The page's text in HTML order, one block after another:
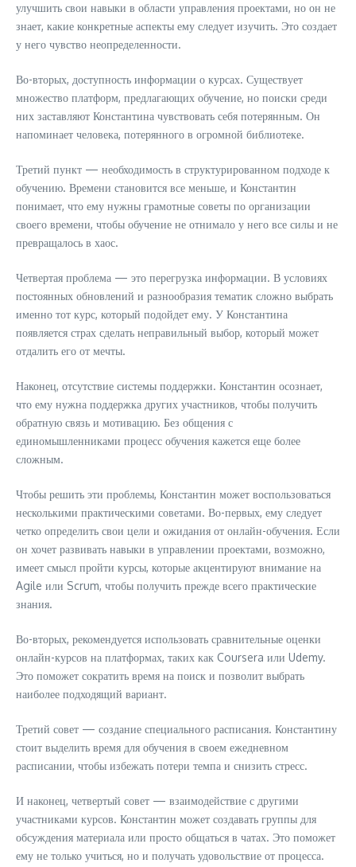
улучшить свои навыки в области управления проектами, но он не
знает, какие конкретные аспекты ему следует изучить. Это создает
у него чувство неопределенности.
Во-вторых, доступность информации о курсах. Существует
множество платформ, предлагающих обучение, но поиски среди
них заставляют Константина чувствовать себя потерянным. Он
напоминает человека, потерянного в огромной библиотеке.
Третий пункт — необходимость в структурированном подходе к
обучению. Времени становится все меньше, и Константин
понимает, что ему нужны грамотные советы по организации
своего времени, чтобы обучение не отнимало у него все силы и не
превращалось в хаос.
Четвертая проблема — это перегрузка информации. В условиях
постоянных обновлений и разнообразия тематик сложно выбрать
именно тот курс, который подойдет ему. У Константина
появляется страх сделать неправильный выбор, который может
отдалить его от мечты.
Наконец, отсутствие системы поддержки. Константин осознает,
что ему нужна поддержка других участников, чтобы получить
обратную связь и мотивацию. Без общения с
единомышленниками процесс обучения кажется еще более
сложным.
Чтобы решить эти проблемы, Константин может воспользоваться
несколькими практическими советами. Во-первых, ему следует
четко определить свои цели и ожидания от онлайн-обучения. Если
он хочет развивать навыки в управлении проектами, возможно,
имеет смысл пройти курсы, которые акцентируют внимание на
Agile или Scrum, чтобы получить прежде всего практические
знания.
Во-вторых, рекомендуется использовать сравнительные оценки
онлайн-курсов на платформах, таких как Coursera или Udemy.
Это поможет сократить время на поиск и позволит выбрать
наиболее подходящий вариант.
Третий совет — создание специального расписания. Константину
стоит выделить время для обучения в своем ежедневном
расписании, чтобы избежать потери темпа и снизить стресс.
И наконец, четвертый совет — взаимодействие с другими
участниками курсов. Константин может создавать группы для
обсуждения материала или просто общаться в чатах. Это поможет
ему не только учиться, но и получать удовольствие от процесса.